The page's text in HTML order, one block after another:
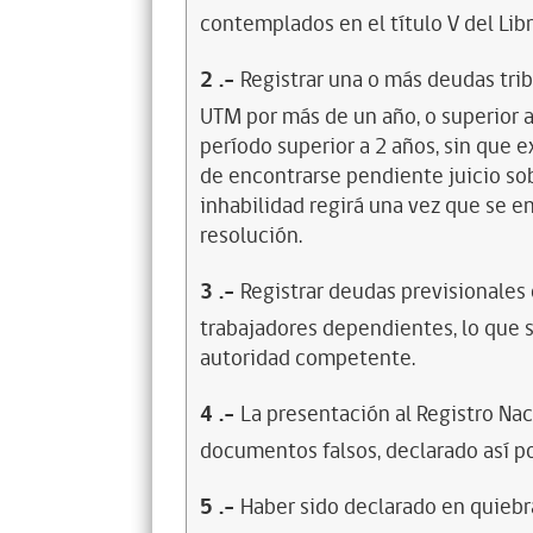
contemplados en el título V del
2 .- Registrar una o más deudas
UTM por más de un año, o
período superior a 2 años, sin que
de encontrarse pendiente juicio
inhabilidad regirá una vez que se
resolución.
3 .- Registrar deudas
trabajadores dependientes, lo
autoridad competente.
4 .- La presentación al Registro
documentos falsos, declarado así
5 .- Haber sido declarado en